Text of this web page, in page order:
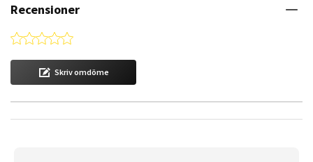
Recensioner
0.0 star rating
Skriv omdöme